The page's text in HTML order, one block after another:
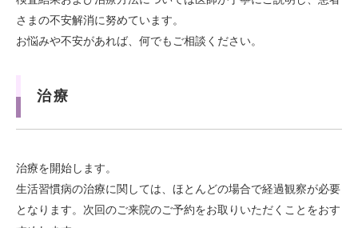
さまの不安解消に努めています。
お悩みや不安があれば、何でもご相談ください。
治療
治療を開始します。
生活習慣病の治療に関しては、ほとんどの場合で経過観察が必要
となります。次回のご来院のご予約をお取りいただくことをおす